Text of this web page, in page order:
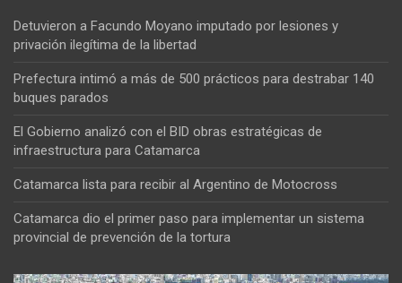
Detuvieron a Facundo Moyano imputado por lesiones y
privación ilegítima de la libertad
Prefectura intimó a más de 500 prácticos para destrabar 140
buques parados
El Gobierno analizó con el BID obras estratégicas de
infraestructura para Catamarca
Catamarca lista para recibir al Argentino de Motocross
Catamarca dio el primer paso para implementar un sistema
provincial de prevención de la tortura